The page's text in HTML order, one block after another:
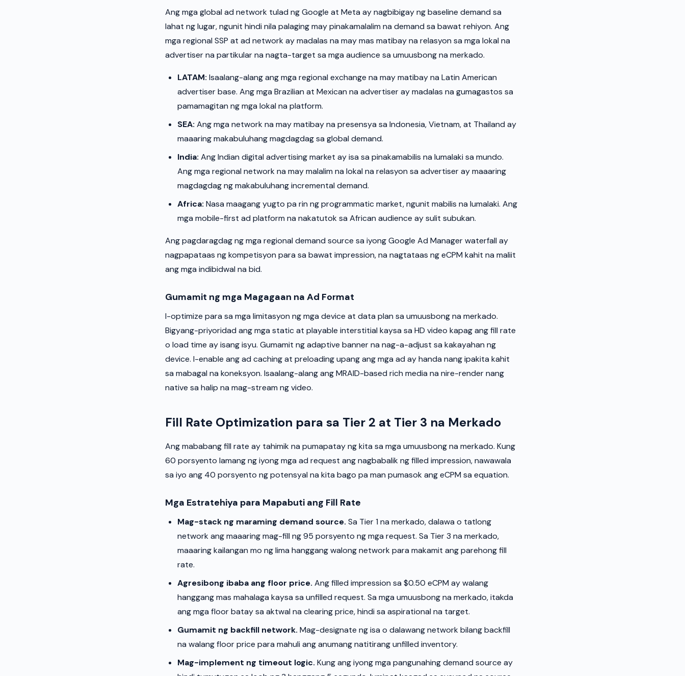
Ang mga global ad network tulad ng Google at Meta ay nagbibigay ng baseline demand sa
lahat ng lugar, ngunit hindi nila palaging may pinakamalalim na demand sa bawat rehiyon. Ang
mga regional SSP at ad network ay madalas na may mas matibay na relasyon sa mga lokal na
advertiser na partikular na nagta-target sa mga audience sa umuusbong na merkado.
LATAM: Isaalang-alang ang mga regional exchange na may matibay na Latin American
advertiser base. Ang mga Brazilian at Mexican na advertiser ay madalas na gumagastos sa
pamamagitan ng mga lokal na platform.
SEA: Ang mga network na may matibay na presensya sa Indonesia, Vietnam, at Thailand ay
maaaring makabuluhang magdagdag sa global demand.
India: Ang Indian digital advertising market ay isa sa pinakamabilis na lumalaki sa mundo.
Ang mga regional network na may malalim na lokal na relasyon sa advertiser ay maaaring
magdagdag ng makabuluhang incremental demand.
Africa: Nasa maagang yugto pa rin ng programmatic market, ngunit mabilis na lumalaki. Ang
mga mobile-first ad platform na nakatutok sa African audience ay sulit subukan.
Ang pagdaragdag ng mga regional demand source sa iyong Google Ad Manager waterfall ay
nagpapataas ng kompetisyon para sa bawat impression, na nagtataas ng eCPM kahit na maliit
ang mga indibidwal na bid.
Gumamit ng mga Magagaan na Ad Format
I-optimize para sa mga limitasyon ng mga device at data plan sa umuusbong na merkado.
Bigyang-priyoridad ang mga static at playable interstitial kaysa sa HD video kapag ang fill rate
o load time ay isang isyu. Gumamit ng adaptive banner na nag-a-adjust sa kakayahan ng
device. I-enable ang ad caching at preloading upang ang mga ad ay handa nang ipakita kahit
sa mabagal na koneksyon. Isaalang-alang ang MRAID-based rich media na nire-render nang
native sa halip na mag-stream ng video.
Fill Rate Optimization para sa Tier 2 at Tier 3 na Merkado
Ang mababang fill rate ay tahimik na pumapatay ng kita sa mga umuusbong na merkado. Kung
60 porsyento lamang ng iyong mga ad request ang nagbabalik ng filled impression, nawawala
sa iyo ang 40 porsyento ng potensyal na kita bago pa man pumasok ang eCPM sa equation.
Mga Estratehiya para Mapabuti ang Fill Rate
Mag-stack ng maraming demand source. Sa Tier 1 na merkado, dalawa o tatlong
network ang maaaring mag-fill ng 95 porsyento ng mga request. Sa Tier 3 na merkado,
maaaring kailangan mo ng lima hanggang walong network para makamit ang parehong fill
rate.
Agresibong ibaba ang floor price. Ang filled impression sa $0.50 eCPM ay walang
hanggang mas mahalaga kaysa sa unfilled request. Sa mga umuusbong na merkado, itakda
ang mga floor batay sa aktwal na clearing price, hindi sa aspirational na target.
Gumamit ng backfill network. Mag-designate ng isa o dalawang network bilang backfill
na walang floor price para mahuli ang anumang natitirang unfilled inventory.
Mag-implement ng timeout logic. Kung ang iyong mga pangunahing demand source ay